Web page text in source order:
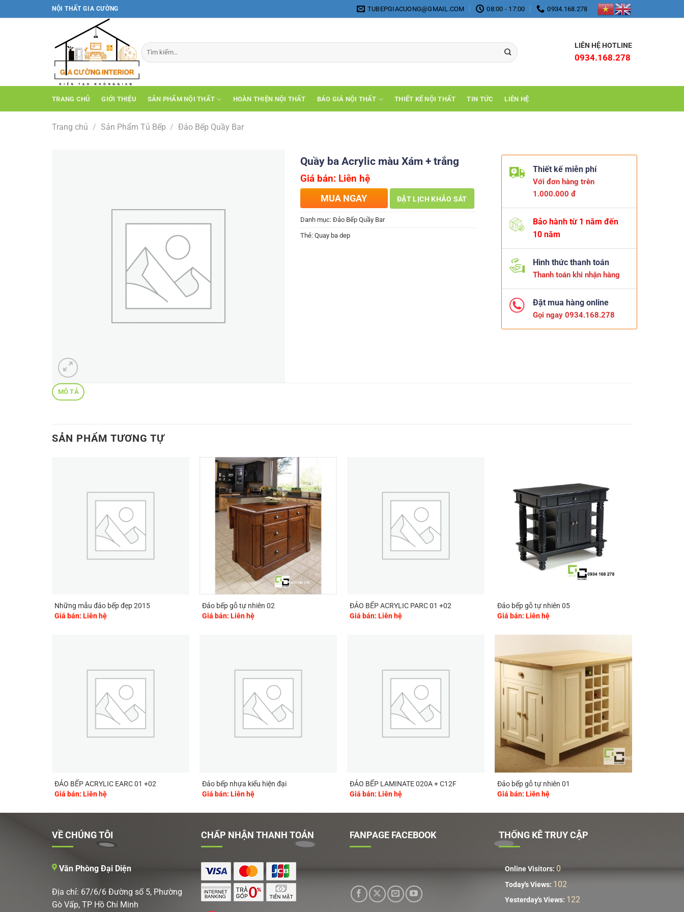
qua
NỘI THẤT GIA CƯỜNG TUBEPGIACUONG@GMAIL.COM 08:00 - 17:00 0934.168.278
LIÊN HỆ HOTLINE
0934.168.278
TRANG CHỦ GIỚI THIỆU SẢN PHẨM NỘI THẤT HOÀN THIỆN NỘI THẤT BÁO GIÁ NỘI THẤT THIẾT KẾ NỘI THẤT TIN TỨC LIÊN HỆ
Trang chủ / Sản Phẩm Tủ Bếp / Đảo Bếp Quầy Bar
Quầy ba Acrylic màu Xám + trắng
Giá bán: Liên hệ
MUA NGAY ĐẶT LỊCH KHẢO SÁT
Danh mục: Đảo Bếp Quầy Bar
Thẻ: Quay ba dep
Thiết kế miễn phí
Với đơn hàng trên
1.000.000 đ
Bảo hành từ 1 năm đến
10 năm
Hình thức thanh toán
Thanh toán khi nhận hàng
Đặt mua hàng online
Gọi ngay 0934.168.278
MÔ TẢ
SẢN PHẨM TƯƠNG TỰ
Những mẫu đảo bếp đẹp 2015
Giá bán: Liên hệ
Đảo bếp gỗ tự nhiên 02
Giá bán: Liên hệ
ĐẢO BẾP ACRYLIC PARC 01 +02
Giá bán: Liên hệ
Đảo bếp gỗ tự nhiên 05
Giá bán: Liên hệ
ĐẢO BẾP ACRYLIC EARC 01 +02
Giá bán: Liên hệ
Đảo bếp nhựa kiểu hiện đại
Giá bán: Liên hệ
ĐẢO BẾP LAMINATE 020A + C12F
Giá bán: Liên hệ
Đảo bếp gỗ tự nhiên 01
Giá bán: Liên hệ
VỀ CHÚNG TÔI
Văn Phòng Đại Diện
Địa chỉ: 67/6/6 Đường số 5, Phường
Gò Vấp, TP Hồ Chí Minh
CHẤP NHẬN THANH TOÁN FANPAGE FACEBOOK THỐNG KÊ TRUY CẬP
Online Visitors: 0
Today's Views: 102
Yesterday's Views: 122